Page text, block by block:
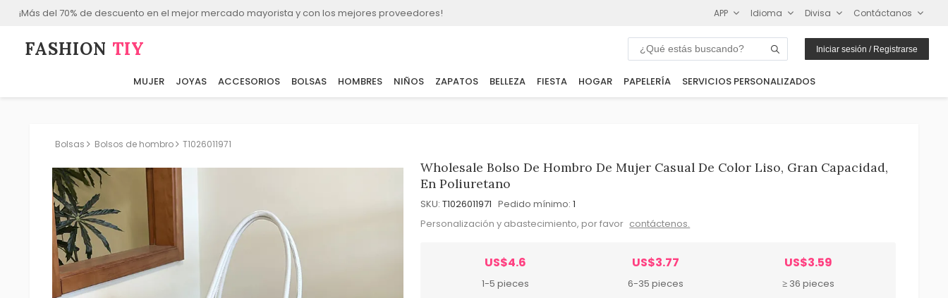
¡Más del 70% de descuento en el mejor mercado mayorista y con los mejores proveedores! APP Idioma Divisa Contáctanos
FASHION⁠ TIY Iniciar sesión / Registrarse
MUJER JOYAS ACCESORIOS BOLSAS HOMBRES NIÑOS ZAPATOS BELLEZA FIESTA HOGAR PAPELERÍA SERVICIOS PERSONALIZADOS
Bolsas Bolsos de hombro T1026011971
Wholesale Bolso De Hombro De Mujer Casual De Color Liso, Gran Capacidad,
En Poliuretano
SKU: T1026011971 Pedido mínimo: 1
Personalización y abastecimiento, por favor contáctenos.
US$4.6
1-5 pieces
US$3.77
6-35 pieces
US$3.59
≥ 36 pieces